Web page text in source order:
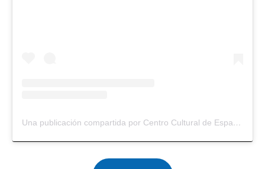
Una publicación compartida por Centro Cultural de España SV (@cce_sv)